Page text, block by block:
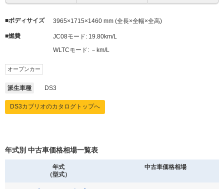
ボディサイズ 3965×1715×1460 mm (全長×全幅×全高)
燃費 JC08モード: 19.80km/L
WLTCモード: －km/L
オープンカー
派生車種 DS3
DS3カブリオのカタログトップへ
年式別 中古車価格相場一覧表
年式
（型式）
中古車価格相場